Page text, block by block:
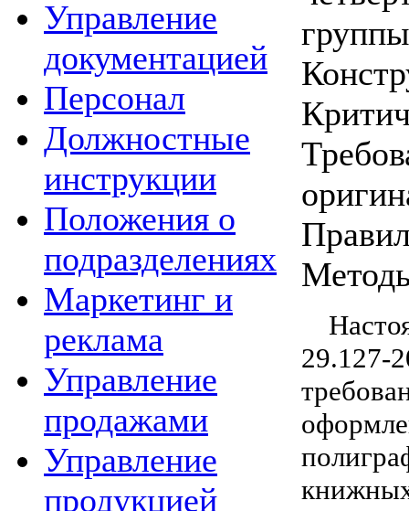
Управление
документацией
Персонал
Должностные
инструкции
Положения о
подразделениях
Маркетинг и
реклама
Управление
продажами
Управление
продукцией
группы